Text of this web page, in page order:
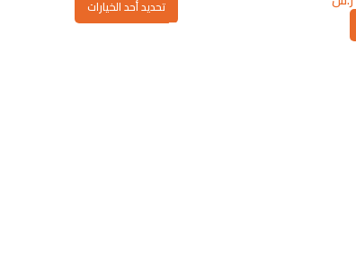
تحديد أحد الخيارات